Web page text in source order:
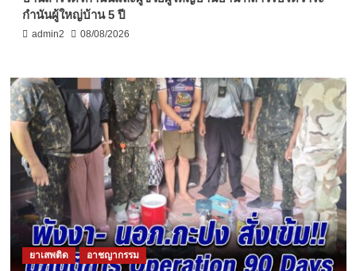
กำนันผู้ใหญ่บ้าน 5 ปี
admin2 08/08/2026
ยาเสพติด อาชญากรรม